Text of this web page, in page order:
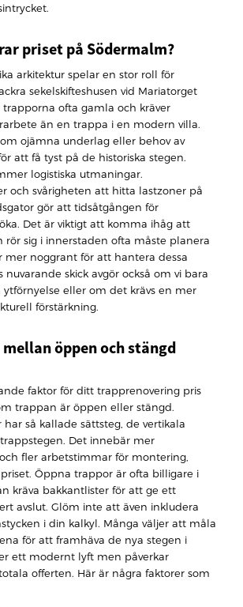
priset på Södermalm?
arkitektur spelar en stor roll för
sekelskifteshusen vid Mariatorget
ofta gamla och kräver
än en trappa i en modern villa.
ojämna underlag eller behov av
att få tyst på de historiska stegen.
logistiska utmaningar.
och svårigheten att hitta lastzoner på
gör att tidsåtgången för
Det är viktigt att komma ihåg att
rör sig i innerstaden ofta måste planera
mer noggrant för att hantera dessa
nuvarande skick avgör också om vi bara
ytförnyelse eller om det krävs en mer
förstärkning.
öppen och stängd
faktor för ditt trapprenovering pris
trappan är öppen eller stängd.
så kallade sättsteg, de vertikala
Det innebär mer
fler arbetstimmar för montering,
Öppna trappor är ofta billigare i
kräva bakkantlister för att ge ett
avslut. Glöm inte att även inkludera
i din kalkyl. Många väljer att måla
för att framhäva de nya stegen i
ett modernt lyft men påverkar
offerten. Här är några faktorer som